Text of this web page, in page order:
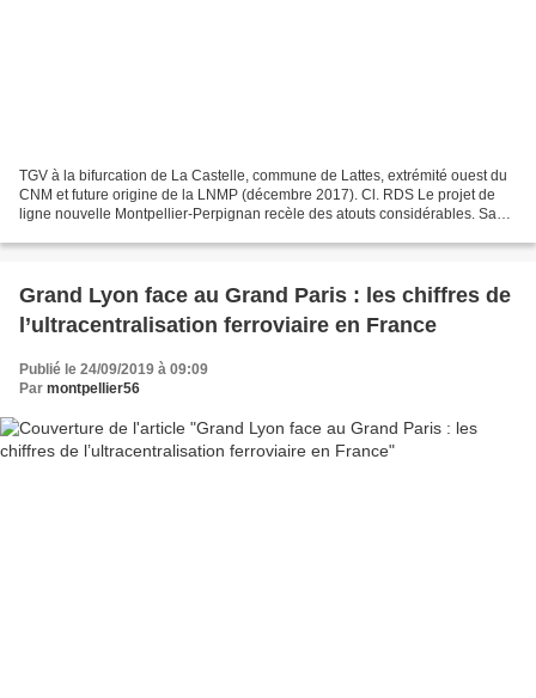
TGV à la bifurcation de La Castelle, commune de Lattes, extrémité ouest du
CNM et future origine de la LNMP (décembre 2017). Cl. RDS Le projet de
ligne nouvelle Montpellier-Perpignan recèle des atouts considérables. Sa
Grand Lyon face au Grand Paris : les chiffres de
l’ultracentralisation ferroviaire en France
Publié le 24/09/2019 à 09:09
Par montpellier56